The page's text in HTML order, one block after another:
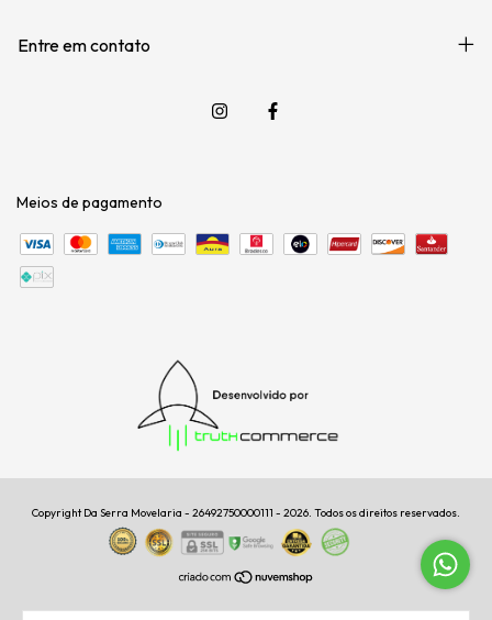
Entre em contato
Meios de pagamento
Copyright Da Serra Movelaria - 26492750000111 - 2026. Todos os direitos reservados.